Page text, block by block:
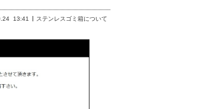
13:41 ステンレスゴミ箱について